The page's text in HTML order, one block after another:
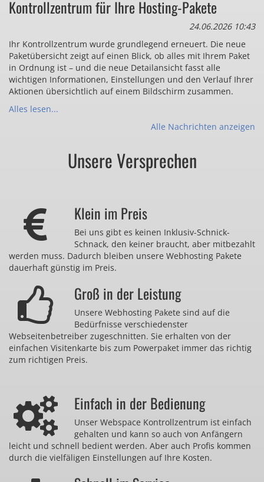
Kontrollzentrum für Ihre Hosting-Pakete
24.06.2026 10:43
Ihr Kontrollzentrum wurde grundlegend erneuert. Die neue
Paketübersicht zeigt auf einen Blick, ob alles mit Ihrem Paket
in Ordnung ist – und die neue Detailansicht fasst alle
wichtigen Informationen, Einstellungen und den Verlauf Ihrer
Aktionen übersichtlich auf einem Bildschirm zusammen.
Alles lesen...
Alle Nachrichten anzeigen
Unsere Versprechen
Klein im Preis
Bei uns gibt es keinen Inklusiv-Schnick-
Schnack, den keiner braucht, aber mitbezahlt
werden muss. Dadurch bleiben unsere Webhosting Pakete
dauerhaft günstig im Preis.
Groß in der Leistung
Unsere Webhosting Pakete sind auf die
Bedürfnisse verschiedenster
Webseitenbetreiber zugeschnitten. Sie erhalten von der
einfachen Visitenkarte bis zum Powerpaket immer das richtig
zum richtigen Preis.
Einfach in der Bedienung
Unser Webspace Kontrollzentrum ist einfach
gehalten und kann so auch von Anfängern
leicht und schnell bedient werden. Aber auch Profis kommen
durch die vielfäligen Einstellungen auf Ihre Kosten.